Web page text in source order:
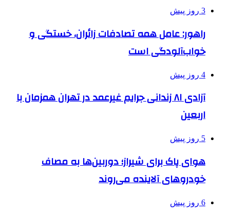
3 روز پیش
راهور: عامل همه تصادفات زائران، خستگی و
خواب‌آلودگی است
4 روز پیش
آزادی ۸۱ زندانی جرایم غیرعمد در تهران همزمان با
اربعین
5 روز پیش
هوای پاک برای شیراز؛ دوربین‌ها به مصاف
خودروهای آلاینده می‌روند
6 روز پیش